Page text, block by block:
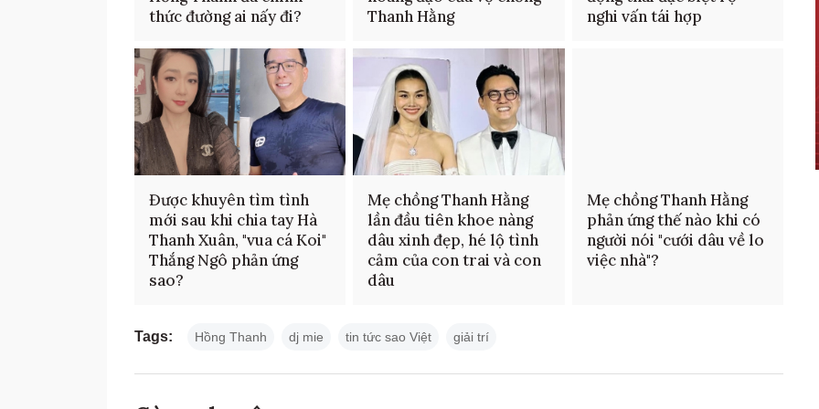
thức đường ai nấy đi?
Thanh Hằng
nghi vấn tái hợp
Được khuyên tìm tình
mới sau khi chia tay Hà
Thanh Xuân, "vua cá Koi"
Thắng Ngô phản ứng
sao?
Mẹ chồng Thanh Hằng
lần đầu tiên khoe nàng
dâu xinh đẹp, hé lộ tình
cảm của con trai và con
dâu
Mẹ chồng Thanh Hằng
phản ứng thế nào khi có
người nói "cưới dâu về lo
việc nhà"?
Tags: Hồng Thanh dj mie tin tức sao Việt giải trí